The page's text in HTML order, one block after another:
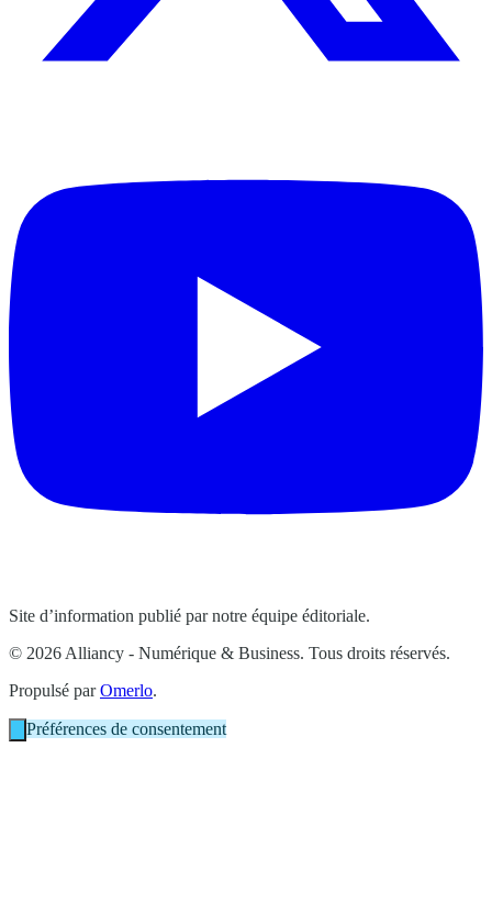
Site d’information publié par notre équipe éditoriale.
© 2026 Alliancy - Numérique & Business. Tous droits réservés.
Propulsé parOmerlo.
Préférences de consentement